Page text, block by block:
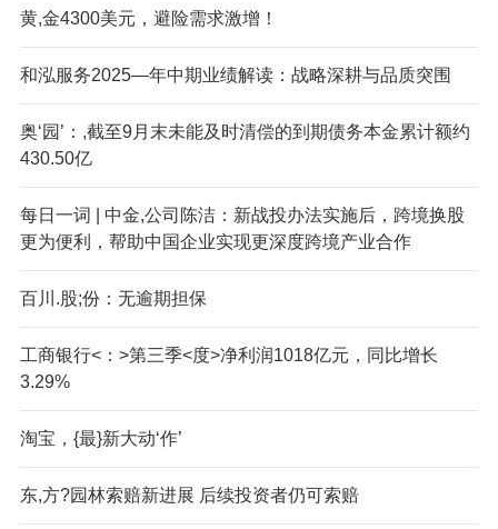
黄,金4300美元，避险需求激增！
和泓服务2025—年中期业绩解读：战略深耕与品质突围
奥‘园’：,截至9月末未能及时清偿的到期债务本金累计额约
430.50亿
每日一词 | 中金,公司陈洁：新战投办法实施后，跨境换股
更为便利，帮助中国企业实现更深度跨境产业合作
百川.股;份：无逾期担保
工商银行<：>第三季<度>净利润1018亿元，同比增长
3.29%
淘宝，{最}新大动‘作’
东,方?园林索赔新进展 后续投资者仍可索赔